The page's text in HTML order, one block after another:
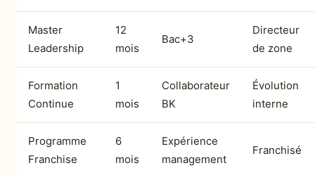
Master
Leadership
12
mois
Bac+3
Directeur
de zone
Formation
Continue
1
mois
Collaborateur
BK
Évolution
interne
Programme
Franchise
6
mois
Expérience
management
Franchisé